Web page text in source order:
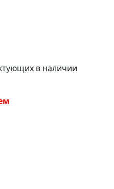
в наличии